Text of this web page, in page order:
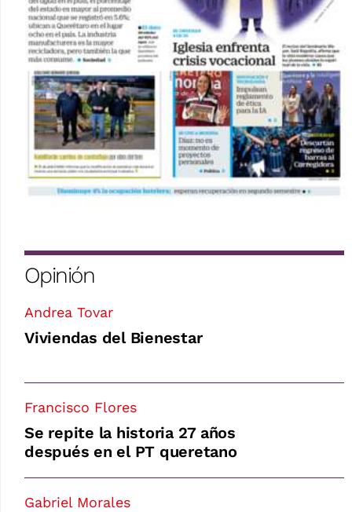
Opinión
Andrea Tovar
Viviendas del Bienestar
Francisco Flores
Se repite la historia 27 años
después en el PT queretano
Gabriel Morales